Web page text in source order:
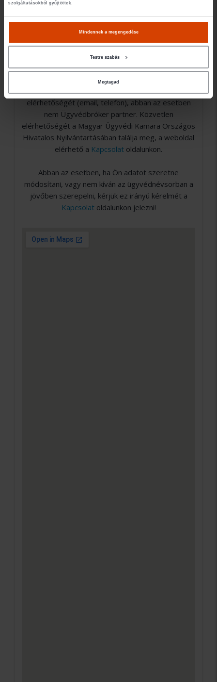
szolgáltatásokból gyűjtöttek.
Mindennek a megengedése
Testre szabás
Megtagad
- Család jog
- Vállalkozás
Amennyiben nem találja a keresett ügyvéd
elérhetőségét (email, telefon), abban az esetben
nem Ügyvédbróker partner. Közvetlen
elérhetőségét a Magyar Ügyvédi Kamara Országos
Hivatalos Nyilvántartásában találja meg, a weboldal
elérhető a Kapcsolat oldalunkon.
Abban az esetben, ha Ön adatot szeretne
módosítani, vagy nem kíván az ügyvédnévsorban a
jövőben szerepelni, kérjük ez irányú kérelmét a
Kapcsolatoldalunkon jelezni!